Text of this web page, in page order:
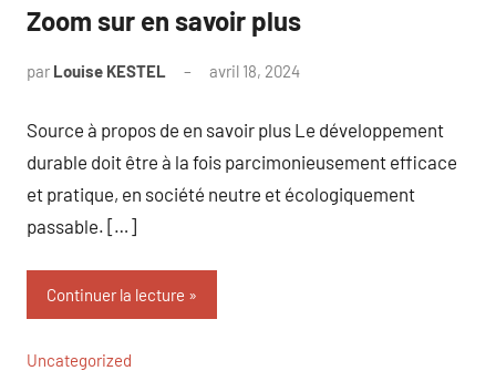
Zoom sur en savoir plus
par Louise KESTEL avril 18, 2024
Source à propos de en savoir plus Le développement
durable doit être à la fois parcimonieusement efficace
et pratique, en société neutre et écologiquement
passable. […]
Continuer la lecture
Uncategorized